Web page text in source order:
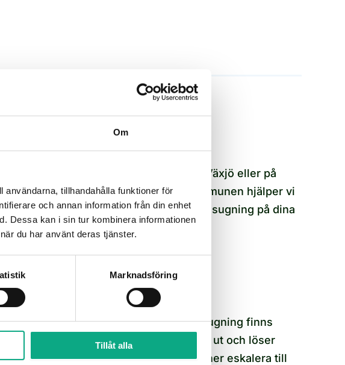
Om
tillhandahålla funktioner för
och annan information från din enhet
Dessa kan i sin tur kombinera informationen
du har använt deras tjänster.
Marknadsföring
Tillåt alla
rätt
Vi finns i hela Växjö
Oavsett om du bor inne i Växjö eller på
landsbygden utanför kommunen hjälper vi
dig med tömning och slamsugning på dina
villkor.
för
stör
SNABB UTRYCKNING
Jour vid akuta lägen
Vid akuta behov av slamsugning finns
jouren tillgänglig. Vi rycka ut och löser
situationen innan den hinner eskalera till